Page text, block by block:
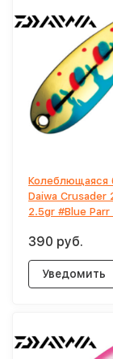
Колеблющаяся
Daiwa Crusader
2.5gr #Blue Parr
390 руб.
Уведомить